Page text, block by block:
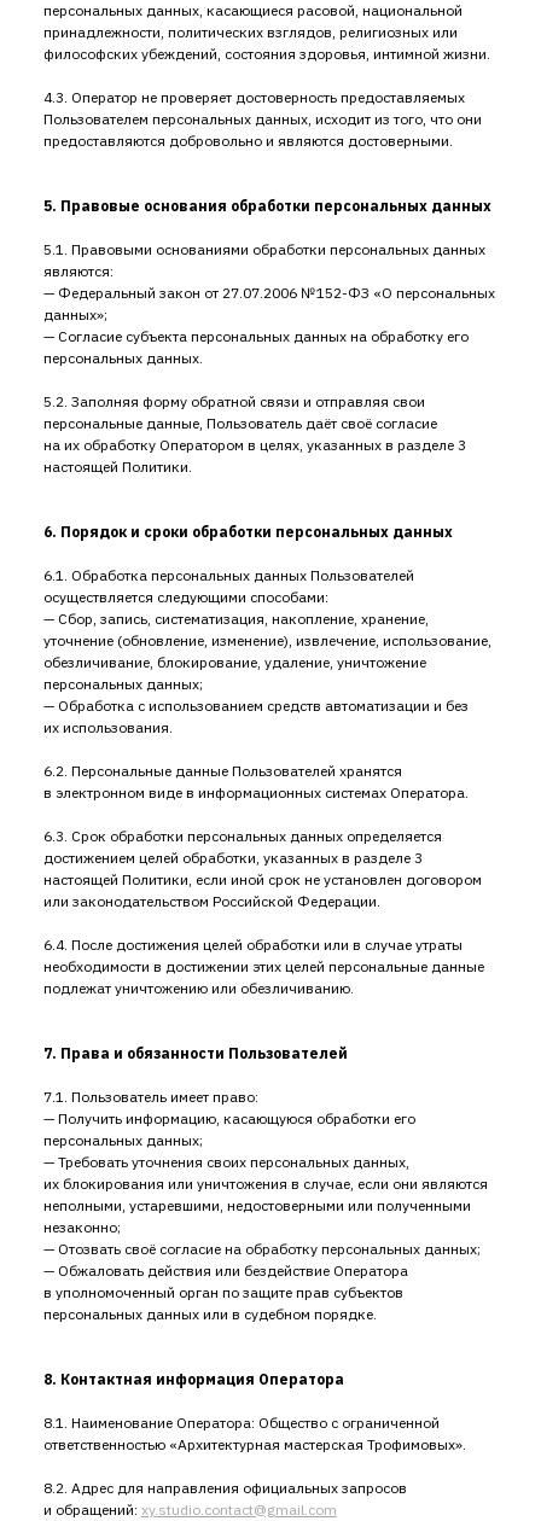
персональных данных, касающиеся расовой, национальной
принадлежности, политических взглядов, религиозных или
философских убеждений, состояния здоровья, интимной жизни.
4.3. Оператор не проверяет достоверность предоставляемых
Пользователем персональных данных, исходит из того, что они
предоставляются добровольно и являются достоверными.
5. Правовые основания обработки персональных данных
5.1. Правовыми основаниями обработки персональных данных
являются:
— Федеральный закон от 27.07.2006 № 152-ФЗ «О персональных
данных»;
— Согласие субъекта персональных данных на обработку его
персональных данных.
5.2. Заполняя форму обратной связи и отправляя свои
персональные данные, Пользователь даёт своё согласие
на их обработку Оператором в целях, указанных в разделе 3
настоящей Политики.
6. Порядок и сроки обработки персональных данных
6.1. Обработка персональных данных Пользователей
осуществляется следующими способами:
— Сбор, запись, систематизация, накопление, хранение,
уточнение (обновление, изменение), извлечение, использование,
обезличивание, блокирование, удаление, уничтожение
персональных данных;
— Обработка с использованием средств автоматизации и без
их использования.
6.2. Персональные данные Пользователей хранятся
в электронном виде в информационных системах Оператора.
6.3. Срок обработки персональных данных определяется
достижением целей обработки, указанных в разделе 3
настоящей Политики, если иной срок не установлен договором
или законодательством Российской Федерации.
6.4. После достижения целей обработки или в случае утраты
необходимости в достижении этих целей персональные данные
подлежат уничтожению или обезличиванию.
7. Права и обязанности Пользователей
7.1. Пользователь имеет право:
— Получить информацию, касающуюся обработки его
персональных данных;
— Требовать уточнения своих персональных данных,
их блокирования или уничтожения в случае, если они являются
неполными, устаревшими, недостоверными или полученными
незаконно;
— Отозвать своё согласие на обработку персональных данных;
— Обжаловать действия или бездействие Оператора
в уполномоченный орган по защите прав субъектов
персональных данных или в судебном порядке.
8. Контактная информация Оператора
8.1. Наименование Оператора: Общество с ограниченной
ответственностью «Архитектурная мастерская Трофимовых».
8.2. Адрес для направления официальных запросов
и обращений: xy.studio.contact@gmail.com